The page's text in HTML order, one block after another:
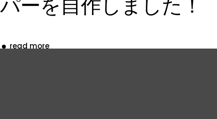
read more